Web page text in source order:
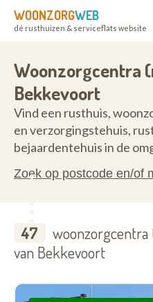
WOONZORGWEB
dé rusthuizen & serviceflats website
Woonzorgcentra
Bekkevoort
Vind een rusthuis,
en verzorgingstehuis,
bejaardentehuis in de
Zoek op postcode en/of
47
woonzorgcentra
van Bekkevoort